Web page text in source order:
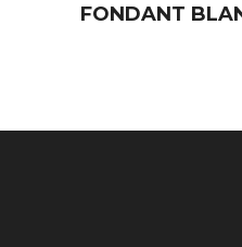
FONDANT